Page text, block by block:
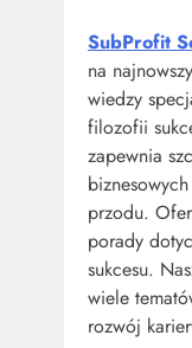
SubProfit
na
wiedzy
filozofii
zapewnia
przodu.
porady
sukcesu.
wiele
rozwój